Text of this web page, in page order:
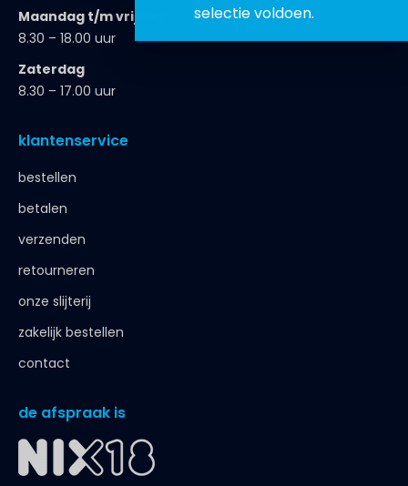
selectie voldoen.
Maandag t/m vrijdag
8.30 – 18.00 uur
Zaterdag
8.30 – 17.00 uur
klantenservice
bestellen
betalen
verzenden
retourneren
onze slijterij
zakelijk bestellen
contact
de afspraak is